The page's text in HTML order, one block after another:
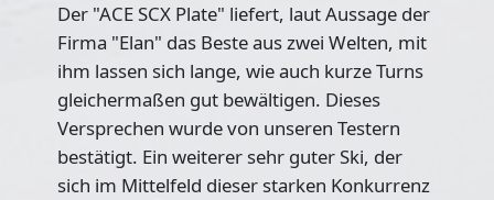
Der "ACE SCX Plate" liefert, laut Aussage der
Firma "Elan" das Beste aus zwei Welten, mit
ihm lassen sich lange, wie auch kurze Turns
gleichermaßen gut bewältigen. Dieses
Versprechen wurde von unseren Testern
bestätigt. Ein weiterer sehr guter Ski, der
sich im Mittelfeld dieser starken Konkurrenz